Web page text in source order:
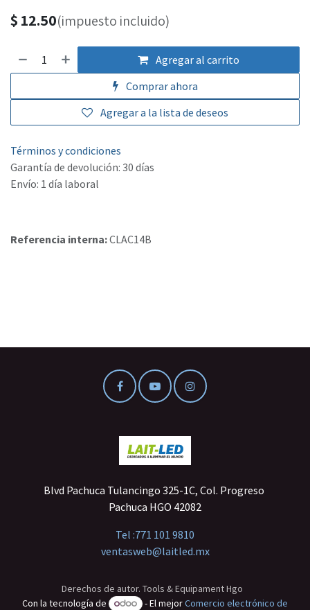
$ 12.50(impuesto incluido)
Agregar al carrito
Comprar ahora
Agregar a la lista de deseos
Términos y condiciones
Garantía de devolución: 30 días
Envío: 1 día laboral
Referencia interna:CLAC14B
Blvd Pachuca Tulancingo 325-1C, Col. Progreso
Pachuca HGO 42082
Tel :771 101 9810
ventasweb@laitled.mx
Derechos de autor. Tools & Equipament Hgo
Con la tecnología de
- El mejorComercio electrónico de